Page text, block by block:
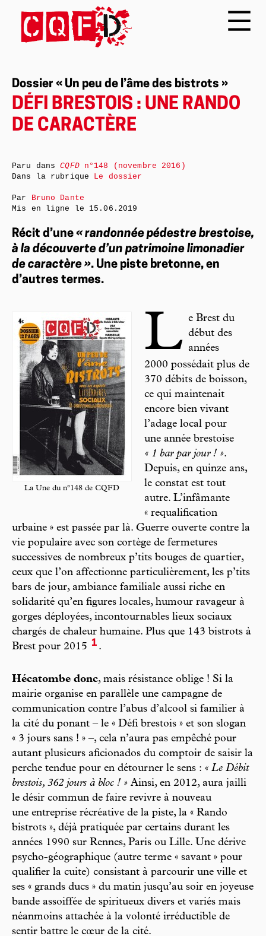
Dossier « Un peu de l’âme des bistrots »
DÉFI BRESTOIS : UNE RANDO
DE CARACTÈRE
Récit d’une « randonnée pédestre brestoise,
à la découverte d’un patrimoine limonadier
de caractère ». Une piste bretonne, en
d’autres termes.
La Une du n°148 de CQFD
L
e Brest du
début des
années
2000 possédait plus de
370 débits de boisson,
ce qui maintenait
encore bien vivant
l’adage local pour
une année brestoise
« 1 bar par jour ! ».
Depuis, en quinze ans,
le constat est tout
autre. L’infâmante
« requalification
urbaine » est passée par là. Guerre ouverte contre la
vie populaire avec son cortège de fermetures
successives de nombreux p’tits bouges de quartier,
ceux que l’on affectionne particulièrement, les p’tits
bars de jour, ambiance familiale aussi riche en
solidarité qu’en figures locales, humour ravageur à
gorges déployées, incontournables lieux sociaux
chargés de chaleur humaine. Plus que 143 bistrots à
Brest pour 2015 1 .
Hécatombe donc, mais résistance oblige ! Si la
mairie organise en parallèle une campagne de
communication contre l’abus d’alcool si familier à
la cité du ponant – le « Défi brestois » et son slogan
« 3 jours sans ! » –, cela n’aura pas empêché pour
autant plusieurs aficionados du comptoir de saisir la
perche tendue pour en détourner le sens : « Le Débit
brestois, 362 jours à bloc ! » Ainsi, en 2012, aura jailli
le désir commun de faire revivre à nouveau
une entreprise récréative de la piste, la « Rando
bistrots », déjà pratiquée par certains durant les
années 1990 sur Rennes, Paris ou Lille. Une dérive
psycho-géographique (autre terme « savant » pour
qualifier la cuite) consistant à parcourir une ville et
ses « grands ducs » du matin jusqu’au soir en joyeuse
bande assoiffée de spiritueux divers et variés mais
néanmoins attachée à la volonté irréductible de
sentir battre le cœur de la cité.
Paru dansCQFDn°148 (novembre 2016)
Dans la rubrique Le dossier
Par Bruno Dante
Mis en ligne le 15.06.2019